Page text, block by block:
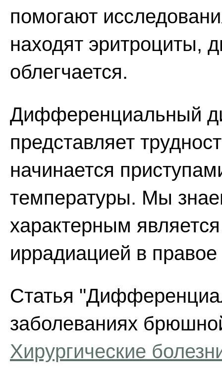
помогают
находят эритроциты,
облегчается.
Дифференциальный
представляет
начинается
температуры. Мы
характерным
иррадиацией в
Статья
заболеваниях
Хирургические